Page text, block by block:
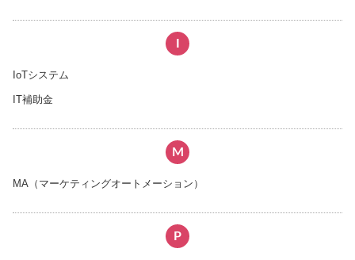
IoTシステム
IT補助金
M
MA（マーケティングオートメーション）
P